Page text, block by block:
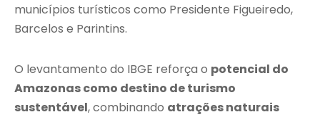
municípios turísticos como Presidente Figueiredo,
Barcelos e Parintins.
O levantamento do IBGE reforça o potencial do
Amazonas como destino de turismo
sustentável, combinando atrações naturais